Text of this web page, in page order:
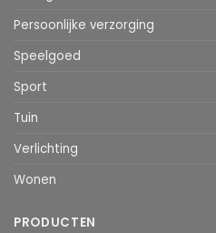
Persoonlijke verzorging
Speelgoed
Sport
Tuin
Verlichting
Wonen
PRODUCTEN